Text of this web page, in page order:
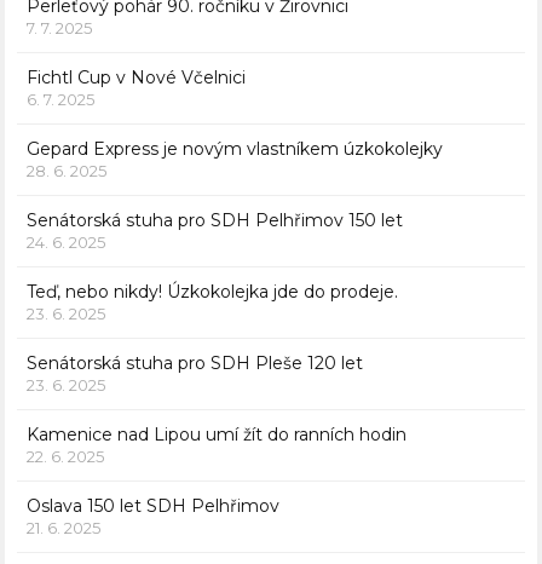
Perleťový pohár 90. ročníku v Žirovnici
7. 7. 2025
Fichtl Cup v Nové Včelnici
6. 7. 2025
Gepard Express je novým vlastníkem úzkokolejky
28. 6. 2025
Senátorská stuha pro SDH Pelhřimov 150 let
24. 6. 2025
Teď, nebo nikdy! Úzkokolejka jde do prodeje.
23. 6. 2025
Senátorská stuha pro SDH Pleše 120 let
23. 6. 2025
Kamenice nad Lipou umí žít do ranních hodin
22. 6. 2025
Oslava 150 let SDH Pelhřimov
21. 6. 2025